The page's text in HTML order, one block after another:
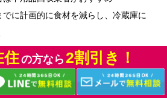
でに計画的に食材を減らし、冷蔵庫に
って処分する必要があることを念頭
住の方なら 2割引き！